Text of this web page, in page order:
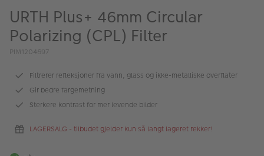
Kampanjer
Merker
Lagersalg
Bildeprodukter
URTH Plus+ 46mm Circular
Polarizing (CPL) Filter
PIM1204697
Filtrerer refleksjoner fra vann, glass og ikke-metalliske overflater
Gir bedre fargemetning
Sterkere kontrast for mer levende bilder
LAGERSALG - tilbudet gjelder kun så langt lageret rekker!